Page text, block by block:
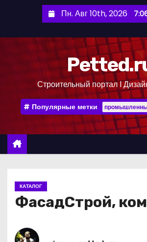
е
Пн. Авг 10th, 2026
Строительный портал l
Популярные метки
КАТАЛОГ
ФасадСтрой,